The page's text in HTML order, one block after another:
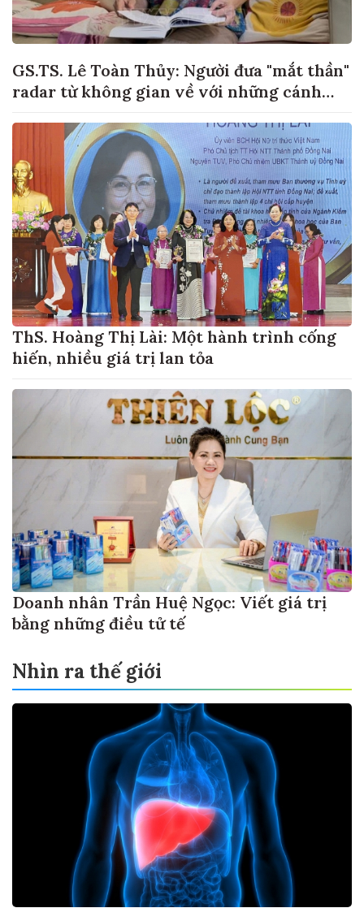
GS.TS. Lê Toàn Thủy: Người đưa "mắt thần"
radar từ không gian về với những cánh
ThS. Hoàng Thị Lài: Một hành trình cống
hiến, nhiều giá trị lan tỏa
Doanh nhân Trần Huệ Ngọc: Viết giá trị
bằng những điều tử tế
Nhìn ra thế giới